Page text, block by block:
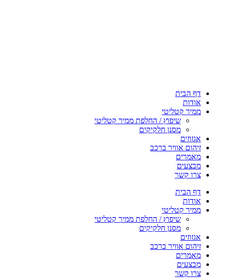
דף הבית
אודות
ממיר קטליטי
שיפוץ / החלפת ממיר קטליטי
מסנן חלקיקים
אגזוזים
זיהום אוויר ברכב
מאמרים
מבצעים
צרו קשר
דף הבית
אודות
ממיר קטליטי
שיפוץ / החלפת ממיר קטליטי
מסנן חלקיקים
אגזוזים
זיהום אוויר ברכב
מאמרים
מבצעים
צרו קשר